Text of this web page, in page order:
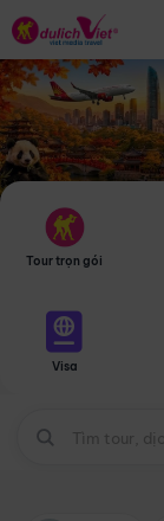
Tour trọn gói
Visa